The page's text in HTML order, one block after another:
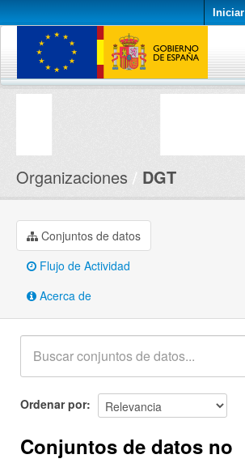
Conjuntos de datos
Organizaciones DGT
Conjuntos de datos
Flujo de Actividad
Acerca de
Ordenar por
Conjuntos de datos no